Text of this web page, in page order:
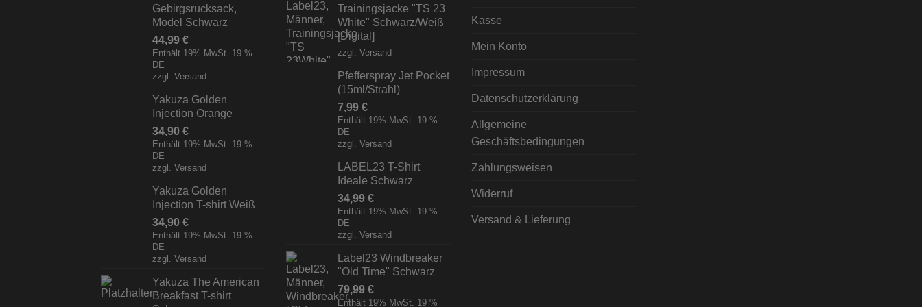
Gebirgsrucksack,
Model Schwarz
44,99 €
Enthält 19% MwSt. 19 %
DE
zzgl. Versand
Yakuza Golden
Injection Orange
34,90 €
Enthält 19% MwSt. 19 %
DE
zzgl. Versand
Yakuza Golden
Injection T-shirt Weiß
34,90 €
Enthält 19% MwSt. 19 %
DE
zzgl. Versand
Yakuza The American
Breakfast T-shirt
Trainingsjacke "TS 23
White" Schwarz/Weiß
[Digital]
zzgl. Versand
Pfefferspray Jet Pocket
(15ml/Strahl)
7,99 €
Enthält 19% MwSt. 19 %
DE
zzgl. Versand
LABEL23 T-Shirt
Ideale Schwarz
34,99 €
Enthält 19% MwSt. 19 %
DE
zzgl. Versand
Label23 Windbreaker
"Old Time" Schwarz
79,99 €
Enthält 19% MwSt. 19 %
Kasse
Mein Konto
Impressum
Datenschutzerklärung
Allgemeine
Geschäftsbedingungen
Zahlungsweisen
Widerruf
Versand & Lieferung